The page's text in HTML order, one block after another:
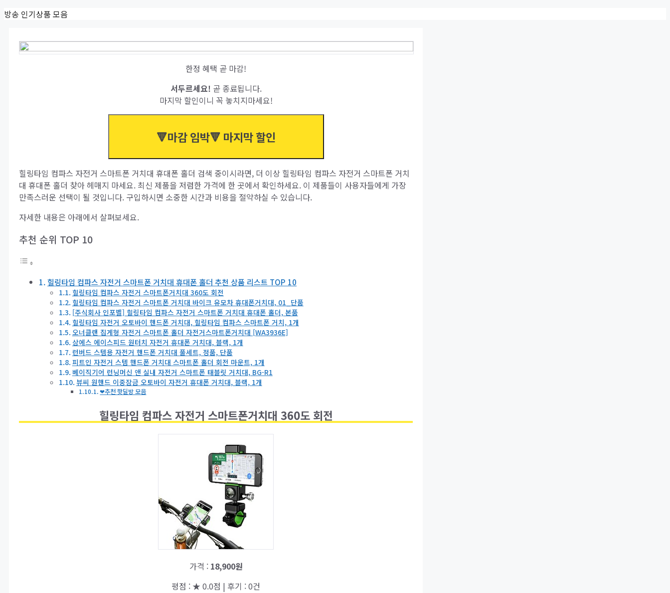
Skip
방송 인기상품 모음
한정 혜택 곧 마감!
서두르세요! 곧 종료됩니다.
마지막 할인이니 꼭 놓치지마세요!
🔻마감 임박🔻 마지막 할인
힐링타임 컴파스 자전거 스마트폰 거치대 휴대폰 홀더 검색 중이시라면, 더 이상 힐링타임 컴파스 자전거 스마트폰 거치
대 휴대폰 홀더 찾아 헤매지 마세요. 최신 제품을 저렴한 가격에 한 곳에서 확인하세요. 이 제품들이 사용자들에게 가장
만족스러운 선택이 될 것입니다. 구입하시면 소중한 시간과 비용을 절약하실 수 있습니다.
자세한 내용은 아래에서 살펴보세요.
추천 순위 TOP 10
힐링타임 컴파스 자전거 스마트폰 거치대 휴대폰 홀더 추천 상품 리스트 TOP 10
힐링타임 컴파스 자전거 스마트폰거치대 360도 회전
힐링타임 컴파스 자전거 스마트폰 거치대 바이크 유모차 휴대폰거치대, 01_단품
[주식회사 인포벨] 힐링타임 컴파스 자전거 스마트폰 거치대 휴대폰 홀더, 본품
힐링타임 자전거 오토바이 핸드폰 거치대, 힐링타임 컴파스 스마트폰 거치, 1개
오너클랜 집게형 자전거 스마트폰 홀더 자전거스마트폰거치대 [WA3936E]
삼에스 에이스피드 원터치 자전거 휴대폰 거치대, 블랙, 1개
런버드 스템용 자전거 핸드폰 거치대 풀세트, 정품, 단품
피트인 자전거 스템 핸드폰 거치대 스마트폰 홀더 회전 마운트, 1개
베이직기어 런닝머신 앤 실내 자전거 스마트폰 태블릿 거치대, BG-R1
뷰씨 원핸드 이중잠금 오토바이 자전거 휴대폰 거치대, 블랙, 1개
❤추천 핫딜방 모음
힐링타임 컴파스 자전거 스마트폰거치대 360도 회전
가격 : 18,900원
평점 : ★ 0.0점 | 후기 : 0건